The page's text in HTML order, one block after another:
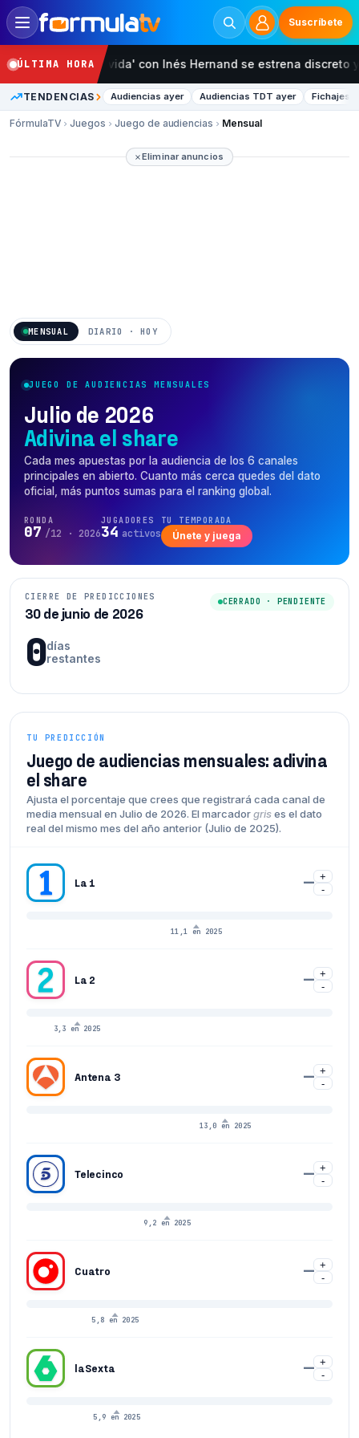
Buscar Suscríbete
¿Estás seguro?
Cancelar
ÚLTIMA HORA
'Ordena tu vida' con Inés Hernand se estrena discreto y
TENDENCIAS Audiencias ayer Audiencias TDT ayer Fichajes
FórmulaTV Juegos Juego de audiencias Mensual
Eliminar anuncios
MENSUAL DIARIO · HOY
JUEGO DE AUDIENCIAS MENSUALES
Julio de 2026
Adivina el share
Cada mes apuestas por la audiencia de los 6 canales
principales en abierto. Cuanto más cerca quedes del dato
oficial, más puntos sumas para el ranking global.
RONDA
07 /12 · 2026
JUGADORES
34 activos
TU TEMPORADA
Únete y juega
CIERRE DE PREDICCIONES
30 de junio de 2026
CERRADO · PENDIENTE
0días
restantes
TU PREDICCIÓN
Juego de audiencias mensuales: adivina
el share
Ajusta el porcentaje que crees que registrará cada canal de
media mensual en Julio de 2026. El marcadorgrises el dato
real del mismo mes del año anterior (Julio de 2025).
La 1
11,1 en 2025
— +
-
La 2
3,3 en 2025
— +
-
Antena 3
13,0 en 2025
— +
-
Telecinco
9,2 en 2025
— +
-
Cuatro
5,8 en 2025
— +
-
laSexta
5,9 en 2025
— +
-